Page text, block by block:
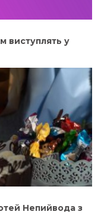
виступлять у
Непийвода з